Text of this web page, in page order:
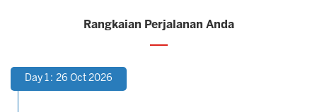
Rangkaian Perjalanan Anda
Day 1 : 26 Oct 2026